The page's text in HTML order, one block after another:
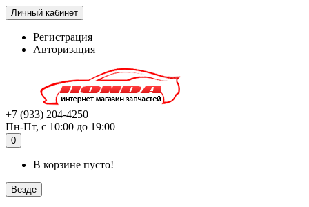
Личный кабинет
Регистрация
Авторизация
+7 (933) 204-4250
Пн-Пт, с 10:00 до 19:00
0
В корзине пусто!
Везде